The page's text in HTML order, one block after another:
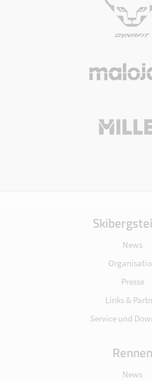
News
Presse
Links &
Service und
Rennen
News